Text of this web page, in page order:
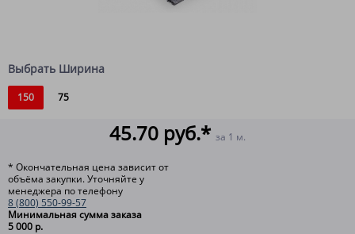
Выбрать Ширина
150 75
45.70 руб.* за 1 м.
* Окончательная цена зависит от
объёма закупки. Уточняйте у
менеджера по телефону
8 (800) 550-99-57
Минимальная сумма заказа
5 000 р.